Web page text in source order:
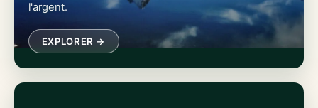
l'argent.
EXPLORER →